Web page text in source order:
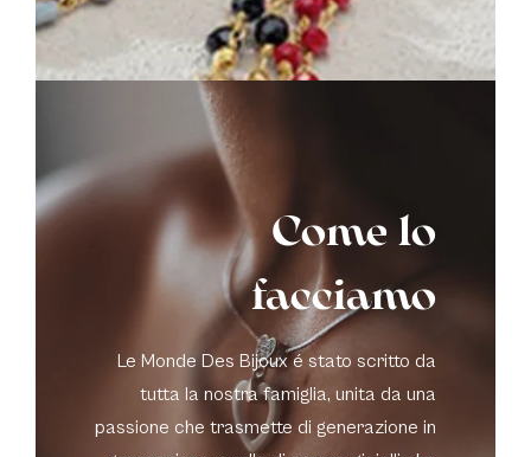
Come lo
facciamo
Le Monde Des Bijoux é stato scritto da
tutta la nostra famiglia, unita da una
passione che trasmette di generazione in